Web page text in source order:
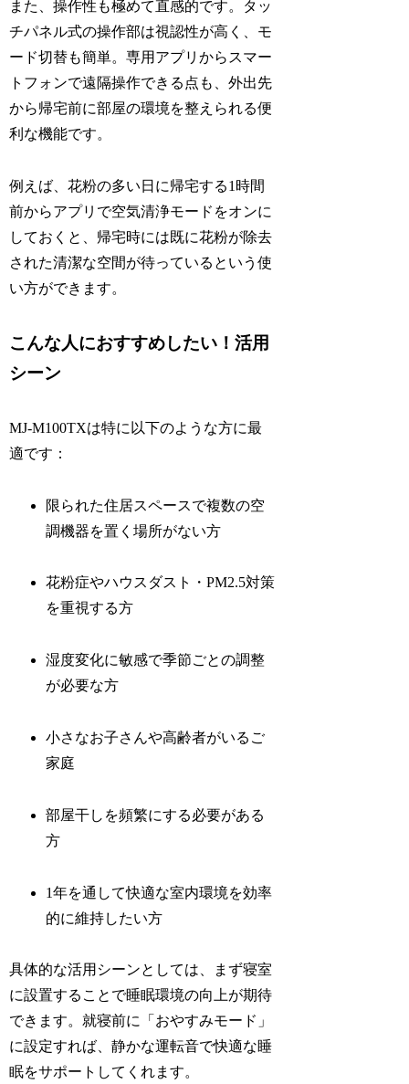
また、操作性も極めて直感的です。タッ
チパネル式の操作部は視認性が高く、モ
ード切替も簡単。専用アプリからスマー
トフォンで遠隔操作できる点も、外出先
から帰宅前に部屋の環境を整えられる便
利な機能です。
例えば、花粉の多い日に帰宅する1時間
前からアプリで空気清浄モードをオンに
しておくと、帰宅時には既に花粉が除去
された清潔な空間が待っているという使
い方ができます。
こんな人におすすめしたい！活用
シーン
MJ-M100TXは特に以下のような方に最
適です：
限られた住居スペースで複数の空
調機器を置く場所がない方
花粉症やハウスダスト・PM2.5対策
を重視する方
湿度変化に敏感で季節ごとの調整
が必要な方
小さなお子さんや高齢者がいるご
家庭
部屋干しを頻繁にする必要がある
方
1年を通して快適な室内環境を効率
的に維持したい方
具体的な活用シーンとしては、まず寝室
に設置することで睡眠環境の向上が期待
できます。就寝前に「おやすみモード」
に設定すれば、静かな運転音で快適な睡
眠をサポートしてくれます。